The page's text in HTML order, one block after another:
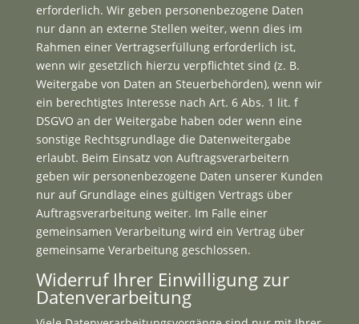
erforderlich. Wir geben personenbezogene Daten
nur dann an externe Stellen weiter, wenn dies im
Rahmen einer Vertragserfüllung erforderlich ist,
wenn wir gesetzlich hierzu verpflichtet sind (z. B.
Weitergabe von Daten an Steuerbehörden), wenn wir
ein berechtigtes Interesse nach Art. 6 Abs. 1 lit. f
DSGVO an der Weitergabe haben oder wenn eine
sonstige Rechtsgrundlage die Datenweitergabe
erlaubt. Beim Einsatz von Auftragsverarbeitern
geben wir personenbezogene Daten unserer Kunden
nur auf Grundlage eines gültigen Vertrags über
Auftragsverarbeitung weiter. Im Falle einer
gemeinsamen Verarbeitung wird ein Vertrag über
gemeinsame Verarbeitung geschlossen.
Widerruf Ihrer Einwilligung zur
Datenverarbeitung